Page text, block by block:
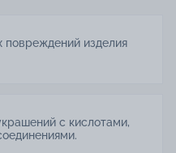
повреждений изделия
с кислотами,